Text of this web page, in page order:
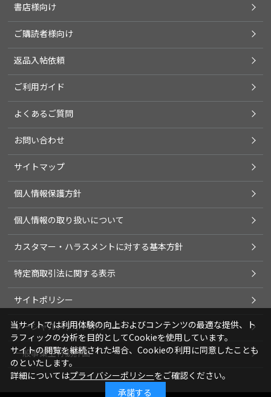
書店様向け
ご購読者様向け
返品入帖依頼
ご利用ガイド
よくあるご質問
お問い合わせ
サイトマップ
個人情報保護方針
個人情報の取り扱いについて
カスタマー・ハラスメントに対する基本方針
特定商取引法に関する表示
サイトポリシー
ソーシャルメディアポリシー
一般事業主行動計画
当サイトでは利用体験の向上およびコンテンツの最適な提供、ト
ラフィックの分析を目的としてCookieを使用しています。
サイトの閲覧を継続された場合、Cookieの利用に同意したことも
のといたします。
詳細についてはプライバシーポリシーをご確認ください。
承諾する